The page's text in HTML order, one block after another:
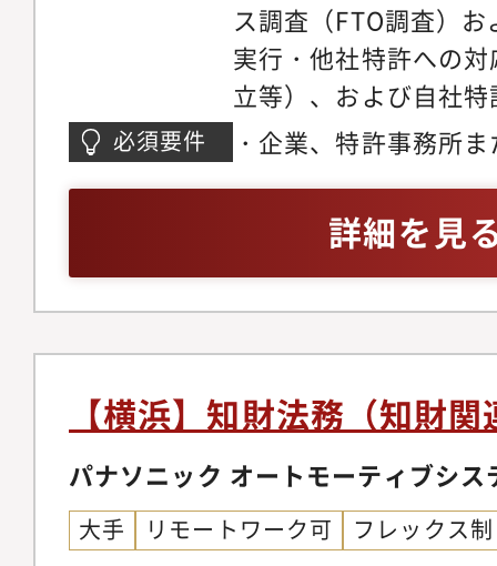
ス調査（FTO調査）
実行・他社特許への
立等）、および自社
然防止対応・契約業
のデジタル技術を活
化・高度化（先行技
援、権利侵害リスク
グループを含む国内
■職種の魅力：・最先
力で加速させ、革新
的に貢献できる、社
す。・Rocheグルー
ルな環境で活躍し、
を高める機会が豊富
必須要件
・企業、特許事務所
知財業務に活用した
い意欲■求めるスキ
論理的思考力、分析
力・部内外の関係者
能なコミュニケーシ
詳細を見
【横浜】知財法務（知財
パナソニック オートモーティブシス
大手 リモートワーク可 フレックス制